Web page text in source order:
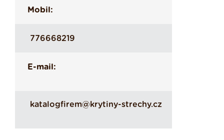
Mobil:
776668219
E-mail:
katalogfirem@krytiny-strechy.cz